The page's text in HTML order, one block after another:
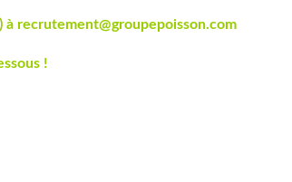
à recrutement@groupepoisson.com
!